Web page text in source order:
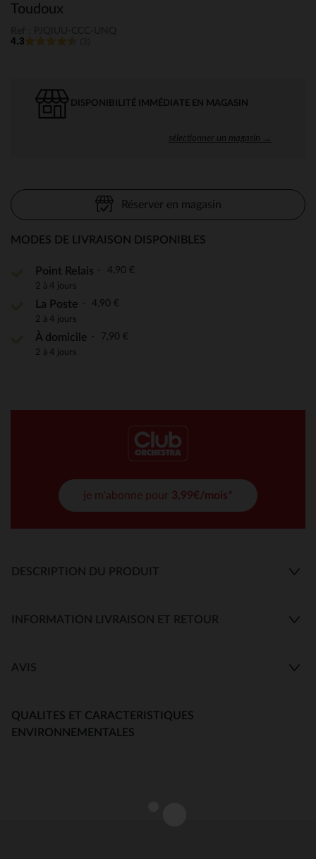
Toudoux
4.3
DISPONIBILITÉ IMMÉDIATE EN MAGASIN
sélectionner un magasin →
Réserver en magasin
MODES DE LIVRAISON DISPONIBLES
Point Relais 4,90 €
2 à 4 jours
La Poste 4,90 €
2 à 4 jours
À domicile 7,90 €
2 à 4 jours
je m'abonne pour 3,99€/mois*
DESCRIPTION DU PRODUIT
INFORMATION LIVRAISON ET RETOUR
AVIS
QUALITES ET CARACTERISTIQUES
ENVIRONNEMENTALES